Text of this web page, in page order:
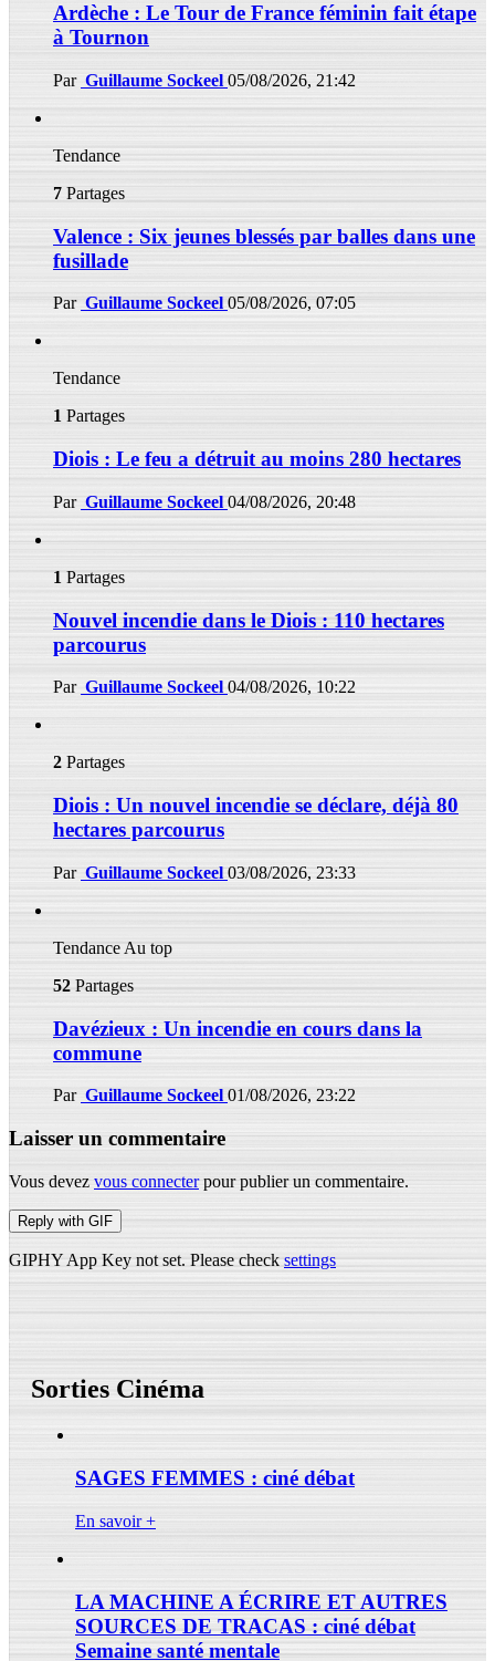
Ardèche : Le Tour de France féminin fait étape
à Tournon
Par Guillaume Sockeel 05/08/2026, 21:42
Tendance
7 Partages
Valence : Six jeunes blessés par balles dans une
fusillade
Par Guillaume Sockeel 05/08/2026, 07:05
Tendance
1 Partages
Diois : Le feu a détruit au moins 280 hectares
Par Guillaume Sockeel 04/08/2026, 20:48
1 Partages
Nouvel incendie dans le Diois : 110 hectares
parcourus
Par Guillaume Sockeel 04/08/2026, 10:22
2 Partages
Diois : Un nouvel incendie se déclare, déjà 80
hectares parcourus
Par Guillaume Sockeel 03/08/2026, 23:33
Tendance Au top
52 Partages
Davézieux : Un incendie en cours dans la
commune
Par Guillaume Sockeel 01/08/2026, 23:22
Laisser un commentaire
Vous devez vous connecterpour publier un commentaire.
Reply with GIF
GIPHY App Key not set. Please checksettings
Sorties Cinéma
SAGES FEMMES : ciné débat
En savoir +
LA MACHINE A ÉCRIRE ET AUTRES
SOURCES DE TRACAS : ciné débat
Semaine santé mentale